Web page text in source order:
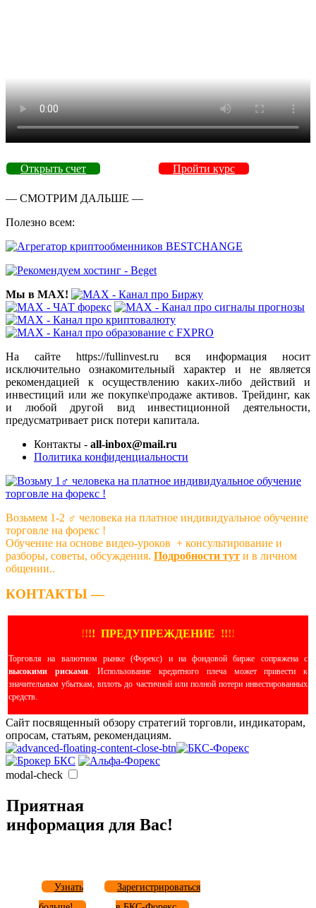
Открыть счет Пройти курс
— СМОТРИМ ДАЛЬШЕ —
Полезно всем:
Мы в MAX!
На сайте https://fullinvest.ru вся информация носит
исключительно ознакомительный характер и не является
рекомендацией к осуществлению каких-либо действий и
инвестиций или же покупке\продаже активов. Трейдинг, как
и любой другой вид инвестиционной деятельности,
предусматривает риск потери капитала.
Контакты - all-inbox@mail.ru
Политика конфиденциальности
Возьмем 1-2 ‍♂️ человека на платное индивидуальное обучение
торговле на форекс !
Обучение на основе видео-уроков ️ + консультирование и
разборы, советы, обсуждения. Подробности тут и в личном
общении..
КОНТАКТЫ —
!!!! ПРЕДУПРЕЖДЕНИЕ !!!!
Торговля на валютном рынке (Форекс) и на фондовой бирже сопряжена с
высокими рисками. Использование кредитного плеча может привести к
значительным убыткам, вплоть до частичной или полной потери инвестированных
средств.
Сайт посвященный обзору стратегий торговли, индикаторам,
опросам, статьям, рекомендациям.
modal-check
Приятная
информация для Вас!
Узнать
Зарегистрироваться